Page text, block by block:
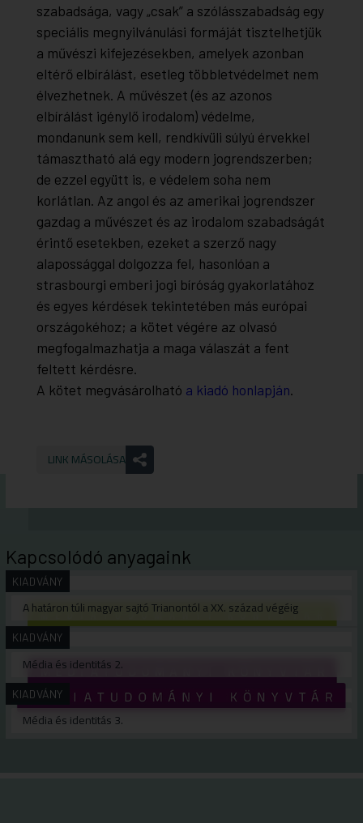
szabadsága, vagy „csak” a szólásszabadság egy
speciális megnyilvánulási formáját tisztelhetjük
a művészi kifejezésekben, amelyek azonban
eltérő elbírálást, esetleg többletvédelmet nem
élvezhetnek. A művészet (és az azonos
elbírálást igénylő irodalom) védelme,
mondanunk sem kell, rendkívüli súlyú érvekkel
támasztható alá egy modern jogrendszerben;
de ezzel együtt is, e védelem soha nem
korlátlan. Az angol és az amerikai jogrendszer
gazdag a művészet és az irodalom szabadságát
érintő esetekben, ezeket a szerző nagy
alapossággal dolgozza fel, hasonlóan a
strasbourgi emberi jogi bíróság gyakorlatához
és egyes kérdések tekintetében más európai
országokéhoz; a kötet végére az olvasó
megfogalmazhatja a maga válaszát a fent
feltett kérdésre.
A kötet megvásárolható a kiadó honlapján.
LINK MÁSOLÁSA
Kapcsolódó anyagaink
KIADVÁNY
A határon túli magyar sajtó Trianontól a XX. század végéig
KIADVÁNY
Média és identitás 2.
KIADVÁNY
Média és identitás 3.